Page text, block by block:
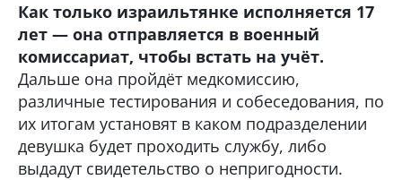
Как только израильтянке исполняется 17
лет — она отправляется в военный
комиссариат, чтобы встать на учёт.
Дальше она пройдёт медкомиссию,
различные тестирования и собеседования, по
их итогам установят в каком подразделении
девушка будет проходить службу, либо
выдадут свидетельство о непригодности.